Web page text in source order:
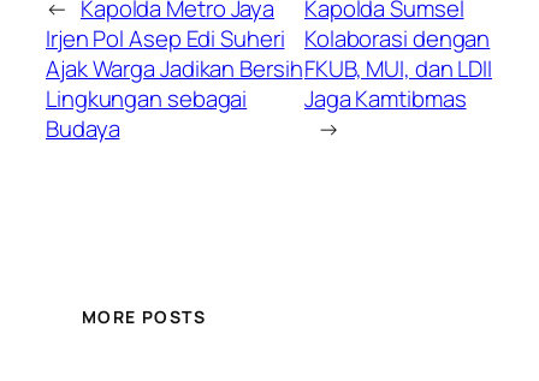
← Kapolda Metro Jaya
Irjen Pol Asep Edi Suheri
Ajak Warga Jadikan Bersih
Lingkungan sebagai
Budaya
Kapolda Sumsel
Kolaborasi dengan
FKUB, MUI, dan LDII
Jaga Kamtibmas
→
MORE POSTS